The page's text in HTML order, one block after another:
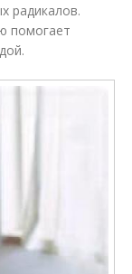
радикалов.
помогает